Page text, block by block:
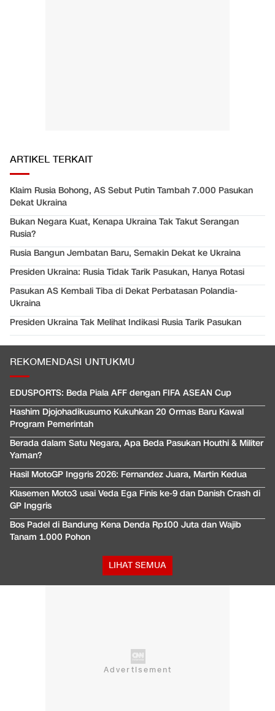
ARTIKEL TERKAIT
Klaim Rusia Bohong, AS Sebut Putin Tambah 7.000 Pasukan
Dekat Ukraina
Bukan Negara Kuat, Kenapa Ukraina Tak Takut Serangan
Rusia?
Rusia Bangun Jembatan Baru, Semakin Dekat ke Ukraina
Presiden Ukraina: Rusia Tidak Tarik Pasukan, Hanya Rotasi
Pasukan AS Kembali Tiba di Dekat Perbatasan Polandia-
Ukraina
Presiden Ukraina Tak Melihat Indikasi Rusia Tarik Pasukan
REKOMENDASI UNTUKMU
EDUSPORTS: Beda Piala AFF dengan FIFA ASEAN Cup
Hashim Djojohadikusumo Kukuhkan 20 Ormas Baru Kawal
Program Pemerintah
Berada dalam Satu Negara, Apa Beda Pasukan Houthi & Militer
Yaman?
Hasil MotoGP Inggris 2026: Fernandez Juara, Martin Kedua
Klasemen Moto3 usai Veda Ega Finis ke-9 dan Danish Crash di
GP Inggris
Bos Padel di Bandung Kena Denda Rp100 Juta dan Wajib
Tanam 1.000 Pohon
LIHAT SEMUA